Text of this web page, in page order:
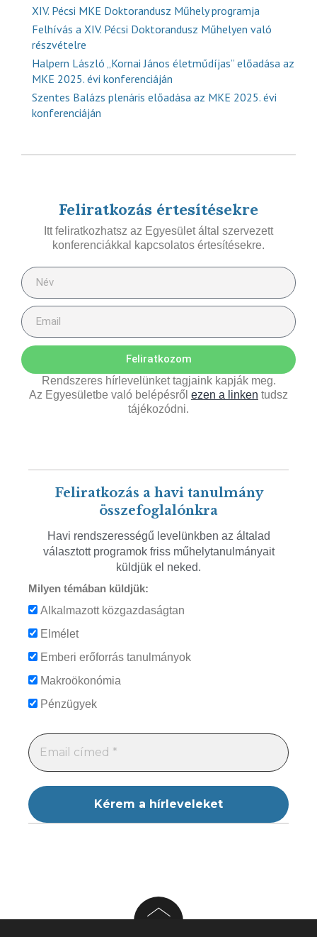
XIV. Pécsi MKE Doktorandusz Műhely programja
Felhívás a XIV. Pécsi Doktorandusz Műhelyen való
részvételre
Halpern László „Kornai János életműdíjas” előadása az
MKE 2025. évi konferenciáján
Szentes Balázs plenáris előadása az MKE 2025. évi
konferenciáján
Feliratkozás értesítésekre
Itt feliratkozhatsz az Egyesület által szervezett
konferenciákkal kapcsolatos értesítésekre.
Feliratkozom
Rendszeres hírlevelünket tagjaink kapják meg.
Az Egyesületbe való belépésről ezen a linken tudsz
tájékozódni.
Feliratkozás a havi tanulmány
összefoglalónkra
Havi rendszerességű levelünkben az általad
választott programok friss műhelytanulmányait
küldjük el neked.
Milyen témában küldjük:
Alkalmazott közgazdaságtan
Elmélet
Emberi erőforrás tanulmányok
Makroökonómia
Pénzügyek